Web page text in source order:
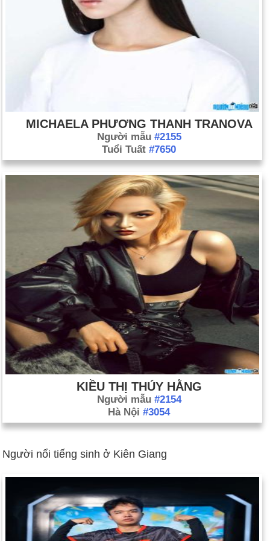
Myanmar trong 20 năm (26 tháng 9)
Trong một thỏa thuận mang tính bước ngoặt, Triều Tiên đồng ý
tiết lộ thông tin chi tiết về các cơ sở hạt nhân của mình, bao
gồm cả lượng plutonium mà nước này đã sản xuất và dỡ bỏ
hoặc viện trợ tài chính. Chính quyền Bush cũng sẽ bắt đầu
quá trình loại bỏ Triều Tiên khỏi danh sách các quốc gia tài trợ
cho chủ nghĩa khủng bố (ngày 1 tháng 10).
Tổng thống Pakistan Pervez Musharraf dễ dàng tái đắc cử
nhiệm kỳ thứ ba bởi các hội đồng cấp tỉnh và quốc gia của đất
nước. Tuy nhiên, phe đối lập tẩy chay cuộc bỏ phiếu và chỉ có
đại diện của đảng cầm quyền tham gia cuộc bầu cử (ngày 6
tháng 10). Cựu thủ tướng Pakistan Benazir Bhutto đến
Pakistan sau tám năm sống lưu vong (ngày 18 tháng 10).
Musharraf tuyên bố tình trạng khẩn cấp, đình chỉ hiến pháp
của đất nước và sa thải Chánh án Iflikhar Muhammad
Chaudhry và các thẩm phán khác tại Tòa án Tối cao (ngày 3
tháng 11). Tòa án tối cao, với đầy các thẩm phán trung thành
với Musharraf, bác bỏ vụ kiện thách thức tính hợp hiến của
việc Musharraf được bầu làm tổng thống khi đứng đầu quân
đội (ngày 22 tháng 11). Cựu thủ tướng Nawaz Sharif trở về
Pakistan sau tám năm sống lưu vong và yêu cầu Musharraf
dỡ bỏ quy định khẩn cấp và phục hồi các thẩm phán Tòa án
Tối cao đã bị sa thải (ngày 25 tháng 11). Musharraf từ chức
quân đội trưởng. Ông được thay thế bởi Tướng Ashfaq
Parvez Kayani (ngày 28 tháng 11). Musharraf tuyên thệ nhậm
chức tổng thống dân sự (ngày 29 tháng 11). Cựu thủ tướng
tại một cuộc vận động tranh cử ở Rawalpindi (ngày 27 tháng
nữ đầu tiên của Argentina. Cô nối nghiệp chồng mình, Néstor
Kirchner (ngày 28 tháng 10).
Thủ tướng Úc John Howard thua Kevin Rudd của Đảng Lao
MICHAELA PHƯƠNG THANH TRANOVA
Người mẫu #2155
Tuổi Tuất #7650
KIỀU THỊ THÚY HẰNG
Người mẫu #2154
Hà Nội #3054
Người nổi tiếng sinh ở Kiên Giang